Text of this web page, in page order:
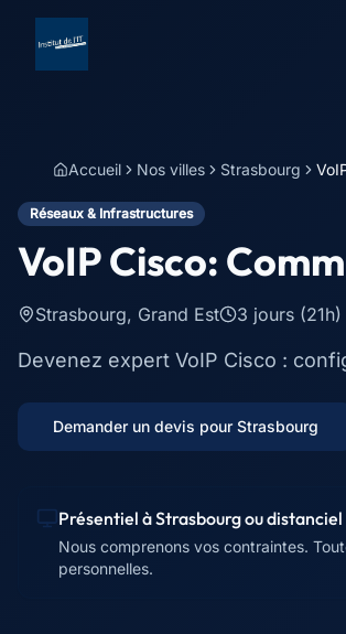
Accueil Nos villes Strasbourg
Réseaux & Infrastructures
VoIP Cisco:
Strasbourg, Grand Est 3 jours (21h)
Devenez expert VoIP Cisco :
Demander un devis pour Strasbourg
Présentiel àStrasbourgou distanciel
Nous comprenons vos contraintes.
personnelles.